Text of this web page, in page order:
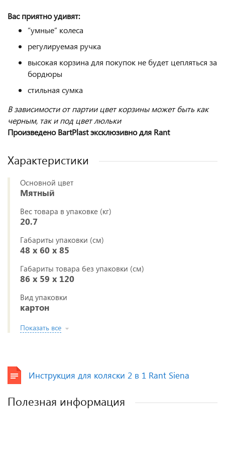
Вас приятно удивят:
“умные” колеса
регулируемая ручка
высокая корзина для покупок не будет цепляться за
бордюры
стильная сумка
В зависимости от партии цвет корзины может быть как
черным, так и под цвет люльки
Произведено BartPlast эксклюзивно для Rant
Характеристики
Основной цвет
Мятный
Вес товара в упаковке (кг)
20.7
Габариты упаковки (см)
48 x 60 x 85
Габариты товара без упаковки (см)
86 x 59 x 120
Вид упаковки
картон
Показать все
Инструкция для коляски 2 в 1 Rant Siena
Полезная информация